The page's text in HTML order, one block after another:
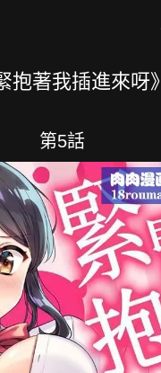
抱著我插進來呀》
第5話